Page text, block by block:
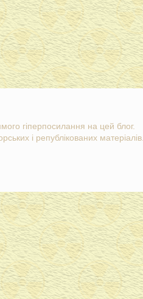
гіперпосилання на цей блог.
і републікованих матеріалів..